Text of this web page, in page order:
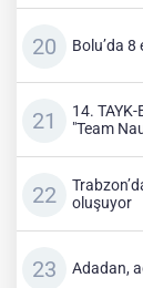
Bolu’da
14.
"Team
oluşuyor
Adadan,